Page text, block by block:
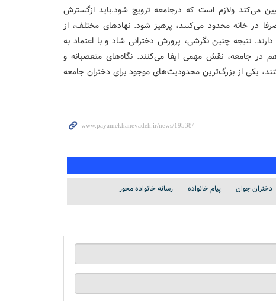
می‌کند ولازم است که درجامعه ترویج شود.باید ازگسترش
در خانه محدود می‌کنند، پرهیز شود. نهادهای مختلف، از
نتیجه‌ چنین نگرشی، پرورش دخترانی شاد و با اعتماد به
در جامعه، نقش مهمی ایفا می‌کنند. نگاه‌های متعصبانه و
یکی از بزرگ‌ترین محدودیت‌های موجود برای دختران جامعه‌
دختران جوان پیام خانواده رسانه خانواده محور